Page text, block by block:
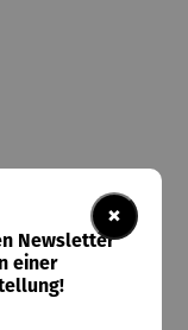
×
Newsletter
einer